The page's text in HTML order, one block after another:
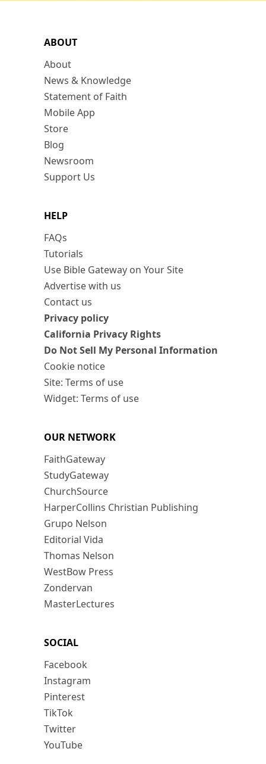
ABOUT
About
News & Knowledge
Statement of Faith
Mobile App
Store
Blog
Newsroom
Support Us
HELP
FAQs
Tutorials
Use Bible Gateway on Your Site
Advertise with us
Contact us
Privacy policy
California Privacy Rights
Do Not Sell My Personal Information
Cookie notice
Site: Terms of use
Widget: Terms of use
OUR NETWORK
FaithGateway
StudyGateway
ChurchSource
HarperCollins Christian Publishing
Grupo Nelson
Editorial Vida
Thomas Nelson
WestBow Press
Zondervan
MasterLectures
SOCIAL
Facebook
Instagram
Pinterest
TikTok
Twitter
YouTube